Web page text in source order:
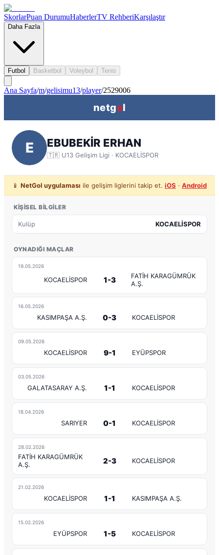
SkorlarPuan DurumuHaberlerTV RehberiKarşılaştır
Daha Fazla
Futbol Basketbol Voleybol Tenis
Ana Sayfa/m/gelisimu13/player/2529006
netgol
E EBUBEKİR ERHAN
🇹🇷 U13 Gelişim Ligi · KOCAELİSPOR
📱 NetGol uygulaması ile gelişim liglerini takip et. iOS · Android
KIŞISEL BILGILER
Kulüp KOCAELİSPOR
OYNADIĞI MAÇLAR
19.05.2026
KOCAELİSPOR 1-3
FATİH KARAGÜMRÜK
A.Ş.
16.05.2026
KASIMPAŞA A.Ş. 0-3 KOCAELİSPOR
09.05.2026
KOCAELİSPOR 9-1 EYÜPSPOR
03.05.2026
GALATASARAY A.Ş. 1-1 KOCAELİSPOR
18.04.2026
SARIYER 0-1 KOCAELİSPOR
28.02.2026
FATİH KARAGÜMRÜK
A.Ş.
2-3 KOCAELİSPOR
21.02.2026
KOCAELİSPOR 1-1 KASIMPAŞA A.Ş.
15.02.2026
EYÜPSPOR 1-5 KOCAELİSPOR